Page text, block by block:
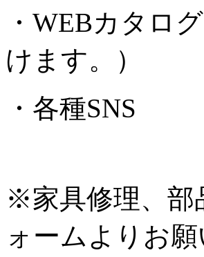
・WEBカタロ
けます。）
・各種SNS
※家具修理、部
ォームよりお